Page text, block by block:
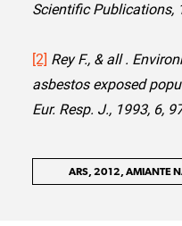
Scientific Publications,
[2] Rey F., & all .
asbestos exposed
Eur. Resp. J., 1993, 6,
ARS, 2012, AMIANTE